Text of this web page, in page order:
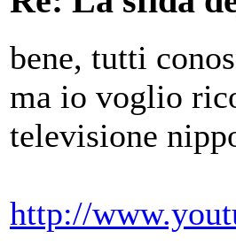
bene, tutti
ma io voglio
televisione
http://